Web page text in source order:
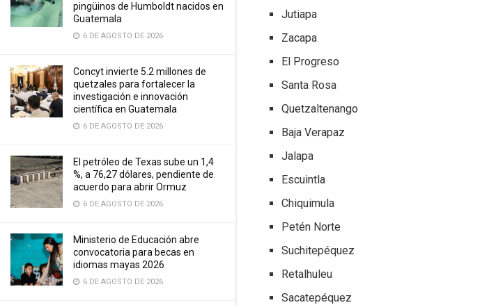
pingüinos de Humboldt nacidos en
Guatemala
6 DE AGOSTO DE 2026
Concyt invierte 5.2 millones de
quetzales para fortalecer la
investigación e innovación
científica en Guatemala
6 DE AGOSTO DE 2026
El petróleo de Texas sube un 1,4
%, a 76,27 dólares, pendiente de
acuerdo para abrir Ormuz
6 DE AGOSTO DE 2026
Ministerio de Educación abre
convocatoria para becas en
idiomas mayas 2026
6 DE AGOSTO DE 2026
Jutiapa
Zacapa
El Progreso
Santa Rosa
Quetzaltenango
Baja Verapaz
Jalapa
Escuintla
Chiquimula
Petén Norte
Suchitepéquez
Retalhuleu
Sacatepéquez